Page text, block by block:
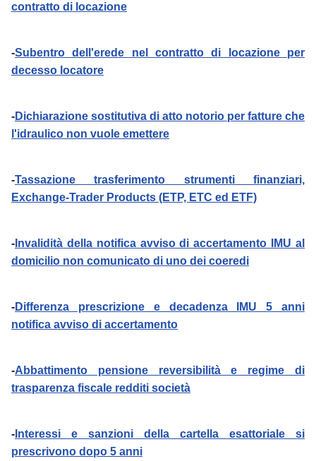
contratto di locazione
-Subentro dell'erede nel contratto di locazione per
decesso locatore
-Dichiarazione sostitutiva di atto notorio per fatture che
l'idraulico non vuole emettere
-Tassazione trasferimento strumenti finanziari,
Exchange-Trader Products (ETP, ETC ed ETF)
- Invalidità della notifica avviso di accertamento IMU al
domicilio non comunicato di uno dei coeredi
-Differenza prescrizione e decadenza IMU 5 anni
notifica avviso di accertamento
-Abbattimento pensione reversibilità e regime di
trasparenza fiscale redditi società
- Interessi e sanzioni della cartella esattoriale si
prescrivono dopo 5 anni